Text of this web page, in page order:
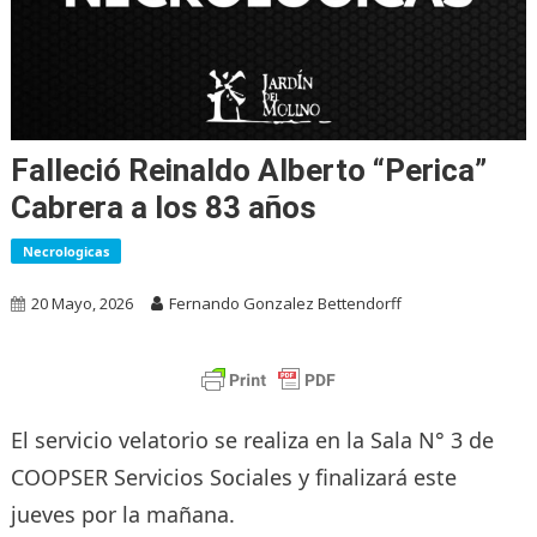
Falleció Reinaldo Alberto “Perica”
Cabrera a los 83 años
Necrologicas
20 Mayo, 2026 Fernando Gonzalez Bettendorff
El servicio velatorio se realiza en la Sala N° 3 de
COOPSER Servicios Sociales y finalizará este
jueves por la mañana.